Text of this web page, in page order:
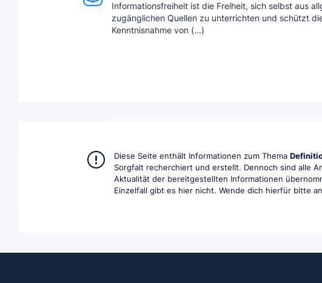
Informationsfreiheit ist die Freiheit, sich selbst aus
zugänglichen Quellen zu unterrichten und schützt
Kenntnisnahme von (...)
Diese Seite enthält Informationen zum Thema
Sorgfalt recherchiert und erstellt. Dennoch sind alle
Aktualität der bereitgestellten Informationen
Einzelfall gibt es hier nicht. Wende dich hierfür bitte